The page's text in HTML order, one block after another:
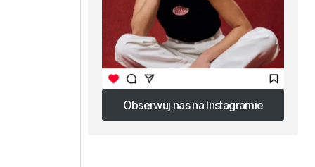
Obserwuj nas na Instagramie
Obserwuj nas na Instagramie